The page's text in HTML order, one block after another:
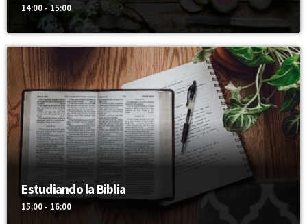
14:00 - 15:00
Estudiando la Biblia
15:00 - 16:00